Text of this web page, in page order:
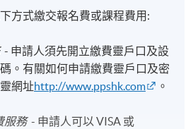
方式繳交報名費或課程費用:
- 申請人須先開立繳費靈戶口及設
。有關如何申請繳費靈戶口及密
網址http://www.ppshk.com 。
服務- 申請人可以 VISA 或